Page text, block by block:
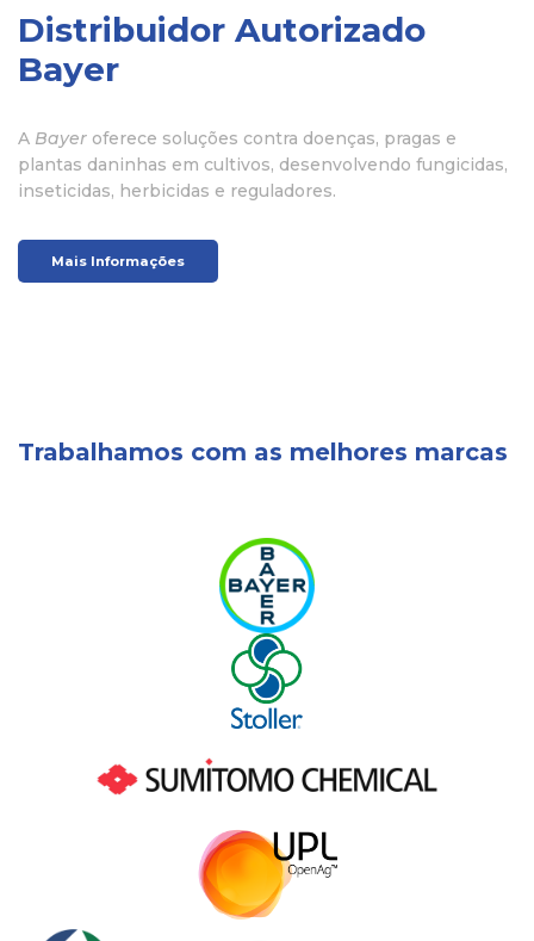
Distribuidor Autorizado
Bayer
A Bayer oferece soluções contra doenças, pragas e
plantas daninhas em cultivos, desenvolvendo fungicidas,
inseticidas, herbicidas e reguladores.
Mais Informações
Trabalhamos com as melhores marcas